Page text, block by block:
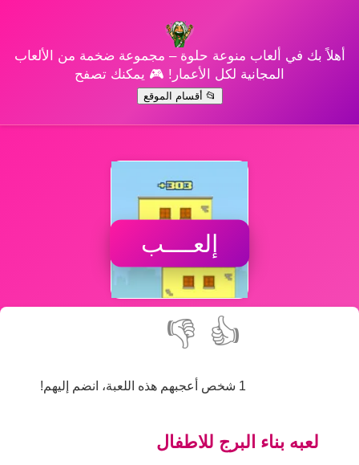
أهلاً بك في ألعاب منوعة حلوة – مجموعة ضخمة من الألعاب
المجانية لكل الأعمار! 🎮 يمكنك تصفح
📂 أقسام الموقع
إلعــــب
👍
👎
1 شخص أعجبهم هذه اللعبة، انضم إليهم!
لعبه بناء البرج للاطفال